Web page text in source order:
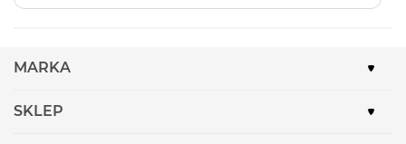
MARKA
SKLEP